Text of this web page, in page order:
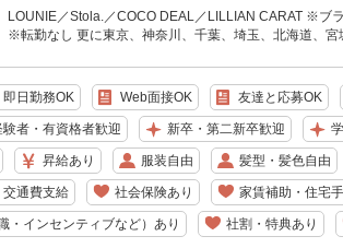
LOUNIE／Stola.／COCO DEAL／LILLIAN CARAT ※ブ
※転勤なし 更に東京、神奈川、千葉、埼玉、北海道、宮
即日勤務OK Web面接OK 友達と応募OK
験者・有資格者歓迎 新卒・第二新卒歓迎
昇給あり 服装自由 髪型・髪色自由
交通費支給 社会保険あり 家賃補助・住宅
・インセンティブなど）あり 社割・特典あり